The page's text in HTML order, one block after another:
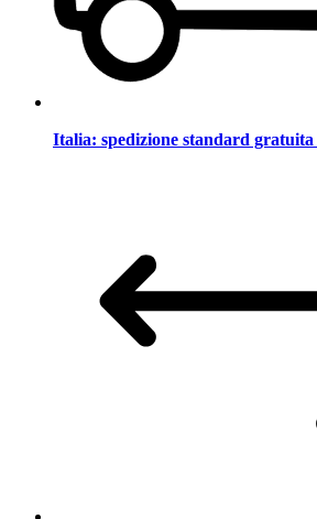
Italia: spedizione standard gratuita